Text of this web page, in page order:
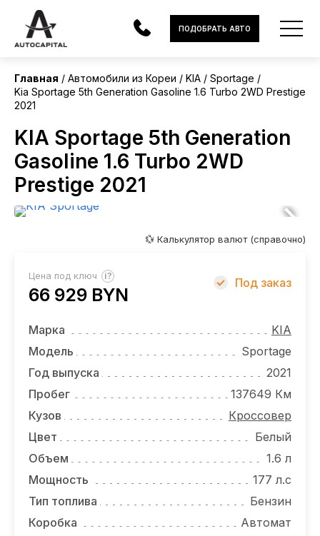
АВТОМОБИЛИ
ЭЛЕКТРОМОБИЛИ
В НАЛИЧИИ
МОТОЦИКЛЫ
НОВОСТИ
ВАКАНСИИ
КОНТАКТЫ
ПОДОБРАТЬ АВТО
Главная Автомобили из Кореи KIA
Sportage
Kia Sportage 5th Generation Gasoline 1.6 Turbo 2WD Prestige
2021
KIA Sportage 5th Generation
Gasoline 1.6 Turbo 2WD
Prestige 2021
Корея
💱 Калькулятор валют (справочно)
Цена под ключ ?
66 929 BYN
Под заказ
Марка
KIA
Модель
Sportage
Год выпуска
2021
Пробег
137649 Км
Кузов
Кроссовер
Цвет
Белый
Объем
1.6 л
Мощность
177 л.с
Тип топлива
Бензин
Коробка
Автомат